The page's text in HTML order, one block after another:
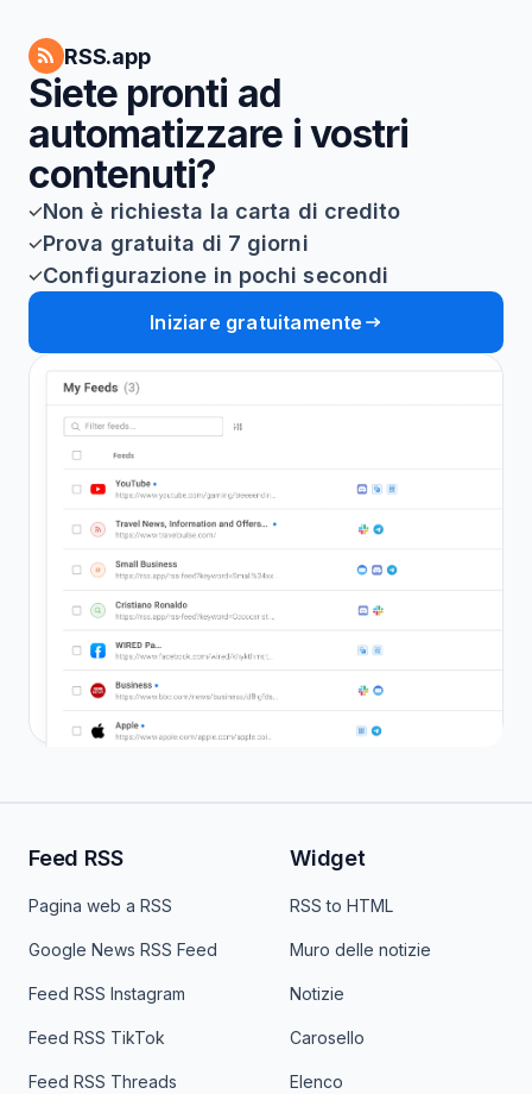
RSS.app
Siete pronti ad
automatizzare i vostri
contenuti?
Non è richiesta la carta di credito
Prova gratuita di 7 giorni
Configurazione in pochi secondi
Iniziare gratuitamente
Feed RSS
Pagina web a RSS
Google News RSS Feed
Feed RSS Instagram
Feed RSS TikTok
Feed RSS Threads
Widget
RSS to HTML
Muro delle notizie
Notizie
Carosello
Elenco